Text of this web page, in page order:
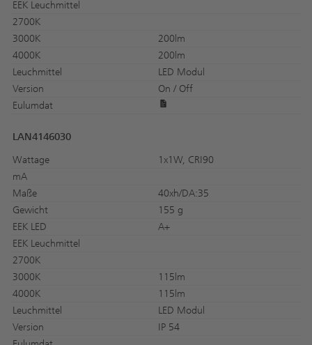
EEK Leuchmittel
2700K
3000K
200lm
4000K
200lm
Leuchmittel
LED Modul
Version
On / Off
Eulumdat
LAN4146030
Wattage
1x1W, CRI90
mA
Maße
40xh/DA:35
Gewicht
155 g
EEK LED
A+
EEK Leuchmittel
2700K
3000K
115lm
4000K
115lm
Leuchmittel
LED Modul
Version
IP 54